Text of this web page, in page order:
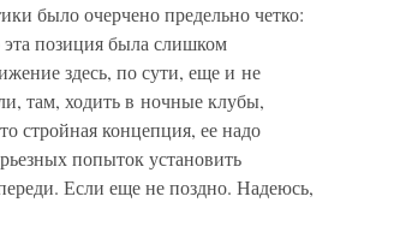
было очерчено предельно четко:
эта позиция была слишком
здесь, по сути, еще и не
там, ходить в ночные клубы,
стройная концепция, ее надо
попыток установить
Если еще не поздно. Надеюсь,